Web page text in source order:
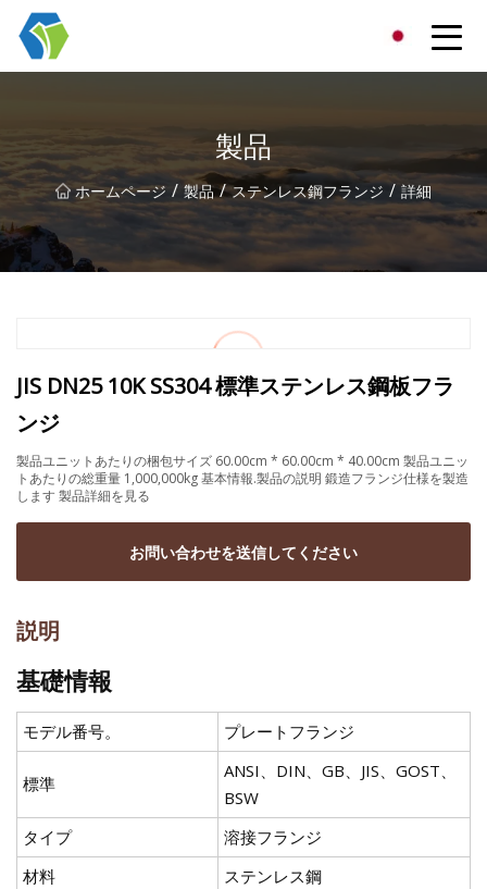
製品
ホームページ / 製品 / ステンレス鋼フランジ / 詳細
JIS DN25 10K SS304 標準ステンレス鋼板フラ
ンジ
製品ユニットあたりの梱包サイズ 60.00cm * 60.00cm * 40.00cm 製品ユニッ
トあたりの総重量 1,000,000kg 基本情報.製品の説明 鍛造フランジ仕様を製造
します 製品詳細を見る
お問い合わせを送信してください
説明
基礎情報
モデル番号。 プレートフランジ
標準
ANSI、DIN、GB、JIS、GOST、
BSW
タイプ
溶接フランジ
材料
ステンレス鋼